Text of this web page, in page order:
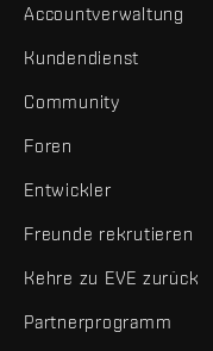
Accountverwaltung
Kundendienst
Community
Foren
Entwickler
Freunde rekrutieren
Kehre zu EVE zurück
Partnerprogramm